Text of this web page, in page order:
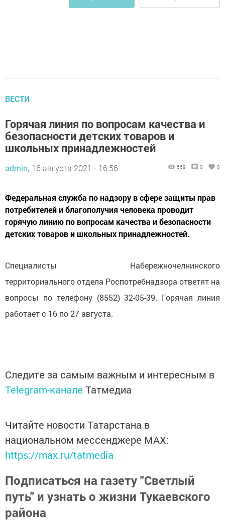
ВЕСТИ
Горячая линия по вопросам качества и
безопасности детских товаров и
школьных принадлежностей
admin, 16 августа 2021 - 16:56 569 0 0
Федеральная служба по надзору в сфере защиты прав
потребителей и благополучия человека проводит
горячую линию по вопросам качества и безопасности
детских товаров и школьных принадлежностей.
Специалисты Набережночелнинского
территориального отдела Роспотребнадзора ответят на
вопросы по телефону (8552) 32-05-39. Горячая линия
работает с 16 по 27 августа.
Следите за самым важным и интересным в
Telegram-канале Татмедиа
Читайте новости Татарстана в
национальном мессенджере MАХ:
https://max.ru/tatmedia
Подписаться на газету "Светлый
путь" и узнать о жизни Тукаевского
района